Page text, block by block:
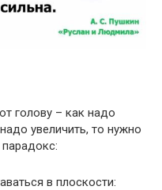
голову – как надо
увеличить, то нужно
в плоскости: